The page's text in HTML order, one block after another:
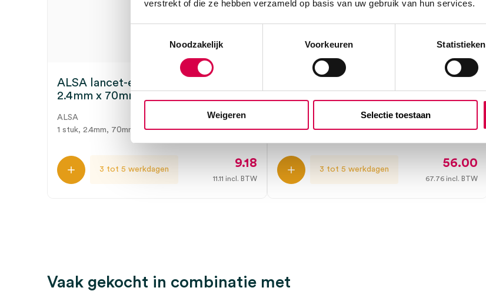
verstrekt of die ze hebben verzameld op basis van uw gebruik van hun services.
Noodzakelijk
Voorkeuren Statistieken
Weigeren Selectie toestaan
ALSA lancet-elektrode, recht,
2.4mm x 70mm (1)
ALSA
1 stuk, 2.4mm, 70mm, recht
3 tot 5 werkdagen 9.18
11.11 incl. BTW
6 stuks, onsteriel
3 tot 5 werkdagen 56.00
67.76incl. BTW
Vaak gekocht in combinatie met